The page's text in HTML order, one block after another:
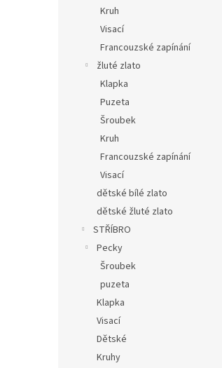
Kruh
Visací
Francouzské zapínání
žluté zlato
Klapka
Puzeta
Šroubek
Kruh
Francouzské zapínání
Visací
dětské bílé zlato
dětské žluté zlato
STŘÍBRO
Pecky
Šroubek
puzeta
Klapka
Visací
Dětské
Kruhy